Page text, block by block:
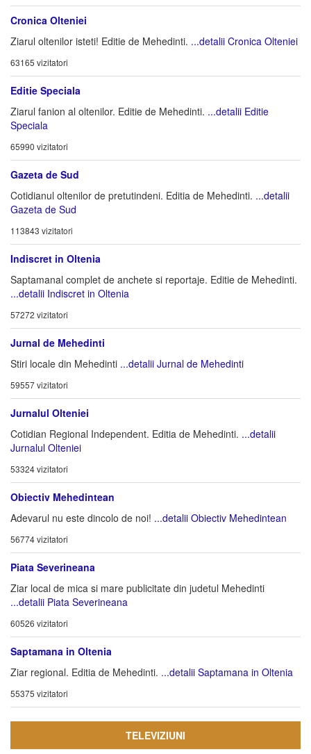
Cronica Olteniei
Ziarul oltenilor isteti! Editie de Mehedinti. ...detalii Cronica Olteniei
63165 vizitatori
Editie Speciala
Ziarul fanion al oltenilor. Editie de Mehedinti. ...detalii Editie
Speciala
65990 vizitatori
Gazeta de Sud
Cotidianul oltenilor de pretutindeni. Editia de Mehedinti. ...detalii
Gazeta de Sud
113843 vizitatori
Indiscret in Oltenia
Saptamanal complet de anchete si reportaje. Editie de Mehedinti.
...detalii Indiscret in Oltenia
57272 vizitatori
Jurnal de Mehedinti
Stiri locale din Mehedinti ...detalii Jurnal de Mehedinti
59557 vizitatori
Jurnalul Olteniei
Cotidian Regional Independent. Editia de Mehedinti. ...detalii
Jurnalul Olteniei
53324 vizitatori
Obiectiv Mehedintean
Adevarul nu este dincolo de noi! ...detalii Obiectiv Mehedintean
56774 vizitatori
Piata Severineana
Ziar local de mica si mare publicitate din judetul Mehedinti
...detalii Piata Severineana
60526 vizitatori
Saptamana in Oltenia
Ziar regional. Editia de Mehedinti. ...detalii Saptamana in Oltenia
55375 vizitatori
TELEVIZIUNI